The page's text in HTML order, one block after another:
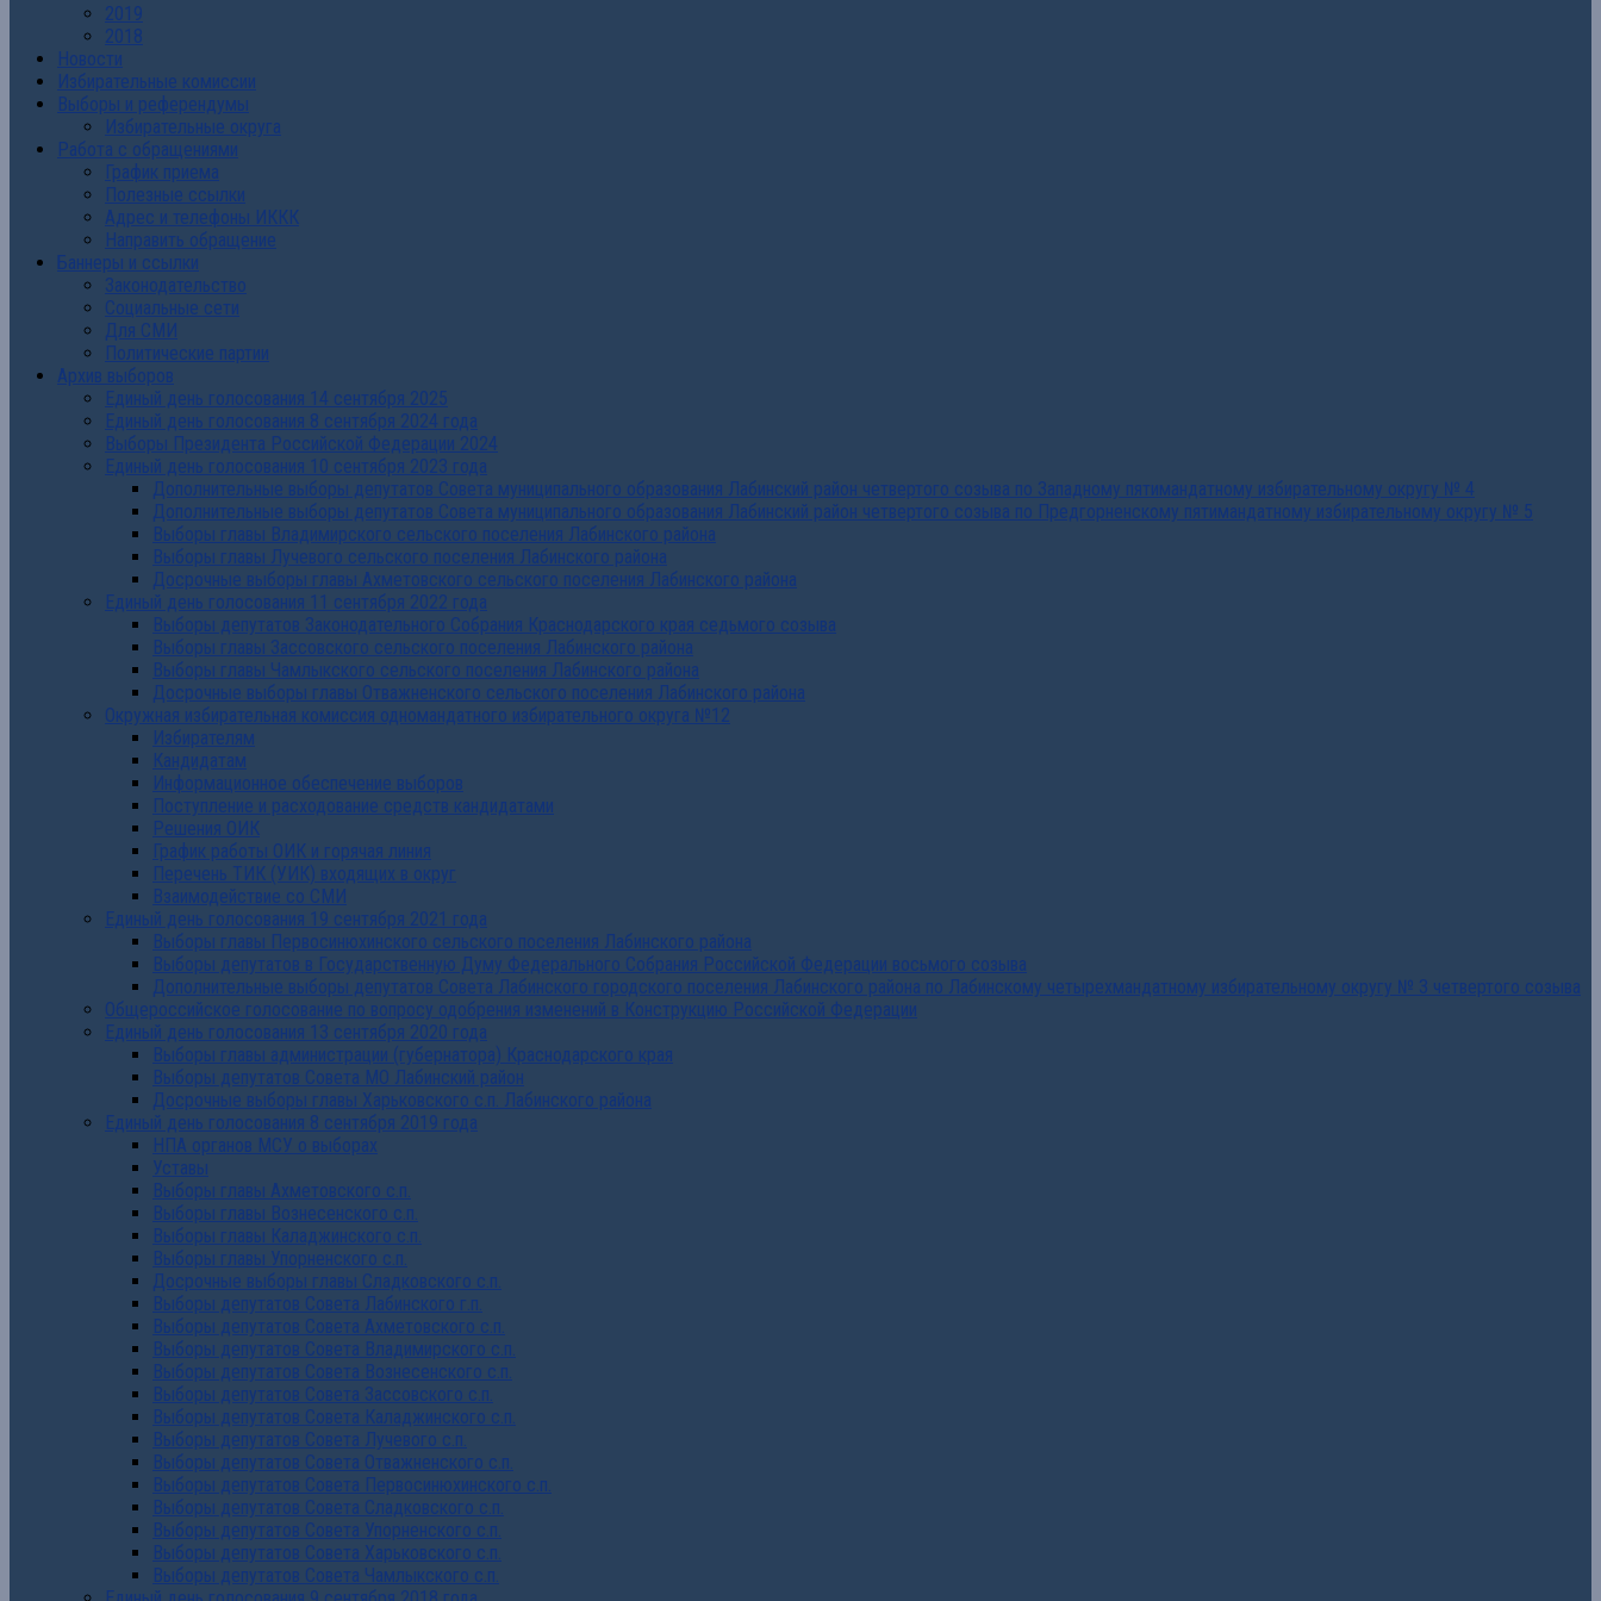
2019
2018
Новости
Избирательные комиссии
Выборы и референдумы
Избирательные округа
Работа с обращениями
График приема
Полезные ссылки
Адрес и телефоны ИККК
Направить обращение
Баннеры и ссылки
Законодательство
Социальные сети
Для СМИ
Политические партии
Архив выборов
Единый день голосования 14 сентября 2025
Единый день голосования 8 сентября 2024 года
Выборы Президента Российской Федерации 2024
Единый день голосования 10 сентября 2023 года
Дополнительные выборы депутатов Совета муниципального образования Лабинский район четвертого созыва по Западному пятимандатному избирательному округу № 4
Дополнительные выборы депутатов Совета муниципального образования Лабинский район четвертого созыва по Предгорненскому пятимандатному избирательному округу № 5
Выборы главы Владимирского сельского поселения Лабинского района
Выборы главы Лучевого сельского поселения Лабинского района
Досрочные выборы главы Ахметовского сельского поселения Лабинского района
Единый день голосования 11 сентября 2022 года
Выборы депутатов Законодательного Собрания Краснодарского края седьмого созыва
Выборы главы Зассовского сельского поселения Лабинского района
Выборы главы Чамлыкского сельского поселения Лабинского района
Досрочные выборы главы Отважненского сельского поселения Лабинского района
Окружная избирательная комиссия одномандатного избирательного округа №12
Избирателям
Кандидатам
Информационное обеспечение выборов
Поступление и расходование средств кандидатами
Решения ОИК
График работы ОИК и горячая линия
Перечень ТИК (УИК) входящих в округ
Взаимодействие со СМИ
Единый день голосования 19 сентября 2021 года
Выборы главы Первосинюхинского сельского поселения Лабинского района
Выборы депутатов в Государственную Думу Федерального Собрания Российской Федерации восьмого созыва
Дополнительные выборы депутатов Совета Лабинского городского поселения Лабинского района по Лабинскому четырехмандатному избирательному округу № 3 четвертого созыва
Общероссийское голосование по вопросу одобрения изменений в Конструкцию Российской Федерации
Единый день голосования 13 сентября 2020 года
Выборы главы администрации (губернатора) Краснодарского края
Выборы депутатов Совета МО Лабинский район
Досрочные выборы главы Харьковского с.п. Лабинского района
Единый день голосования 8 сентября 2019 года
НПА органов МСУ о выборах
Уставы
Выборы главы Ахметовского с.п.
Выборы главы Вознесенского с.п.
Выборы главы Каладжинского с.п.
Выборы главы Упорненского с.п.
Досрочные выборы главы Сладковского с.п.
Выборы депутатов Совета Лабинского г.п.
Выборы депутатов Совета Ахметовского с.п.
Выборы депутатов Совета Владимирского с.п.
Выборы депутатов Совета Вознесенского с.п.
Выборы депутатов Совета Зассовского с.п.
Выборы депутатов Совета Каладжинского с.п.
Выборы депутатов Совета Лучевого с.п.
Выборы депутатов Совета Отважненского с.п.
Выборы депутатов Совета Первосинюхинского с.п.
Выборы депутатов Совета Сладковского с.п.
Выборы депутатов Совета Упорненского с.п.
Выборы депутатов Совета Харьковского с.п.
Выборы депутатов Совета Чамлыкского с.п.